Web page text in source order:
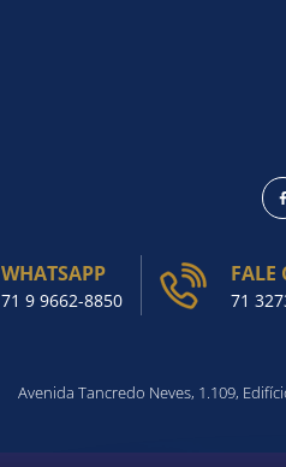
WHATSAPP
71 9 9662-8850
FALE
71
Avenida Tancredo Neves, 1.109,